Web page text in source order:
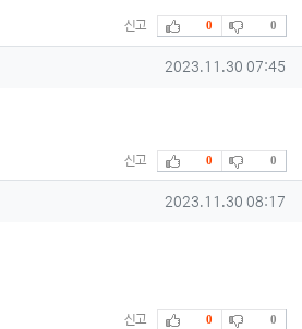
신고 추천
0 비추천
0
작성일
2023.11.30 07:45
신고 추천
0 비추천
0
작성일
2023.11.30 08:17
신고 추천
0 비추천
0